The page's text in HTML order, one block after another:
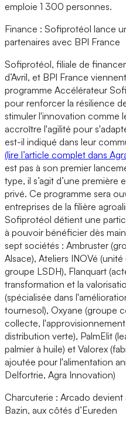
emploie 1 300 personnes.
Finance : Sofiprotéol lance
partenaires avec BPI France
Sofiprotéol, filiale de
d’Avril, et BPI France
programme Accélérateur
pour renforcer la résilience
stimuler l'innovation comme
accroître l'agilité pour
est-il indiqué dans leur
(lire l’article complet dans
est pas à son premier
type, il s’agit d’une
privé. Ce programme sera
entreprises de la filière
Sofiprotéol détient une
à pouvoir bénéficier dès
sept sociétés : Ambruster
Alsace), Ateliers INOVé
groupe LSDH), Flanquart
transformation et la
(spécialisée dans
tournesol), Oxyane (groupe
collecte,
distribution verte), PalmElit
palmier à huile) et Valorex
ajoutée pour l'alimentation
Delfortrie, Agra Innovation)
Charcuterie : Arcado devient
Bazin, aux côtés d’Eureden